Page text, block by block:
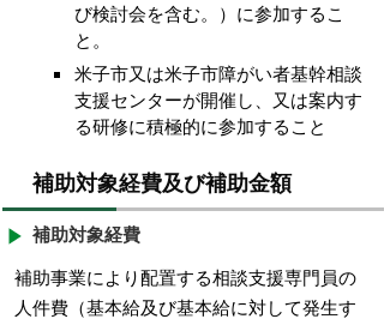
び検討会を含む。）に参加するこ
と。
米子市又は米子市障がい者基幹相談
支援センターが開催し、又は案内す
る研修に積極的に参加すること
補助対象経費及び補助金額
補助対象経費
補助事業により配置する相談支援専門員の
人件費（基本給及び基本給に対して発生す